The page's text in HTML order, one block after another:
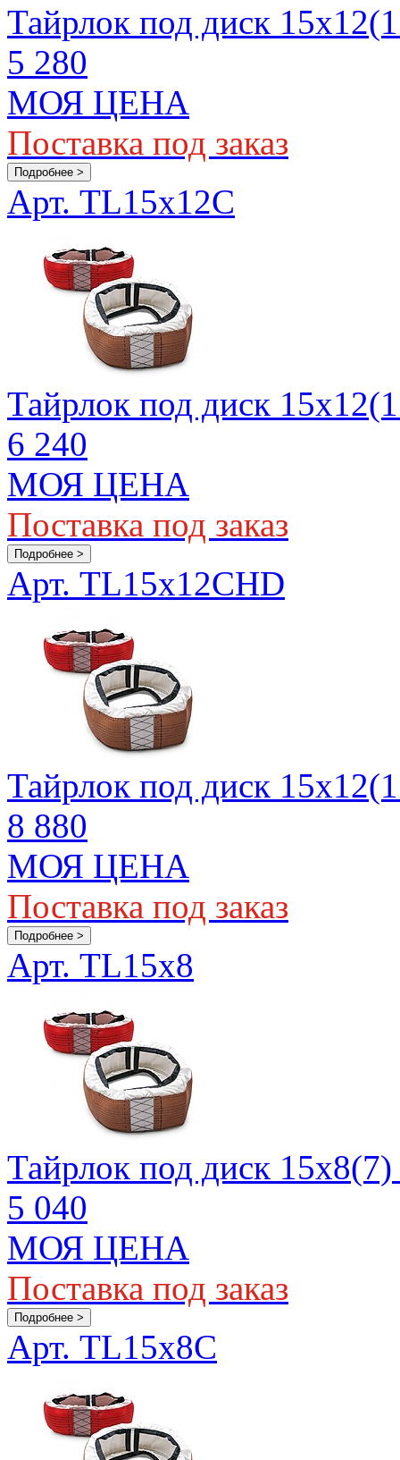
Тайрлок под диск
5 280
МОЯ ЦЕНА
Поставка под заказ
Подробнее >
Арт. TL15x12C
Тайрлок под диск
6 240
МОЯ ЦЕНА
Поставка под заказ
Подробнее >
Арт. TL15x12CHD
Тайрлок под диск
8 880
МОЯ ЦЕНА
Поставка под заказ
Подробнее >
Арт. TL15x8
Тайрлок под диск
5 040
МОЯ ЦЕНА
Поставка под заказ
Подробнее >
Арт. TL15x8C